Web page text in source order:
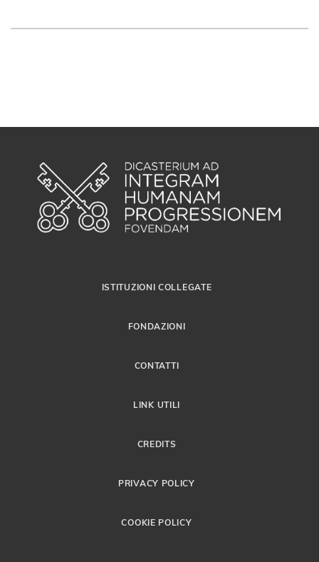
ISTITUZIONI COLLEGATE
FONDAZIONI
CONTATTI
LINK UTILI
CREDITS
PRIVACY POLICY
COOKIE POLICY